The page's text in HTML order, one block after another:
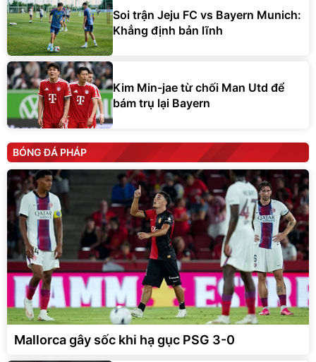
Soi trận Jeju FC vs Bayern Munich:
Khẳng định bản lĩnh
Kim Min-jae từ chối Man Utd để
bám trụ lại Bayern
BÓNG ĐÁ PHÁP
Mallorca gây sốc khi hạ gục PSG 3-0